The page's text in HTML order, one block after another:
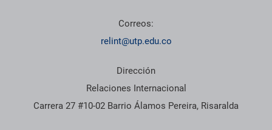
Correos:
relint@utp.edu.co
Dirección
Relaciones Internacional
Carrera 27 #10-02 Barrio Álamos Pereira, Risaralda